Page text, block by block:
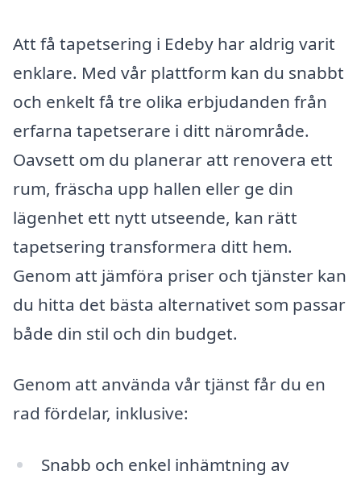
Att få tapetsering i Edeby har aldrig varit
enklare. Med vår plattform kan du snabbt
och enkelt få tre olika erbjudanden från
erfarna tapetserare i ditt närområde.
Oavsett om du planerar att renovera ett
rum, fräscha upp hallen eller ge din
lägenhet ett nytt utseende, kan rätt
tapetsering transformera ditt hem.
Genom att jämföra priser och tjänster kan
du hitta det bästa alternativet som passar
både din stil och din budget.
Genom att använda vår tjänst får du en
rad fördelar, inklusive:
Snabb och enkel inhämtning av